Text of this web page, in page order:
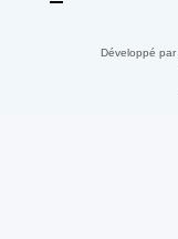
Développé par